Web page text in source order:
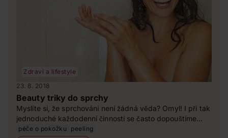
Zdraví a lifestyle
23. 8. 2018
Beauty triky do sprchy
Myslíte si, že sprchování není žádná věda? Omyl! I při tak
jednoduché každodenní činnosti se často dopouštíme
chyb, jež nám zbytečně ubírají na kráse. Které to jsou?
péče o pokožku peeling